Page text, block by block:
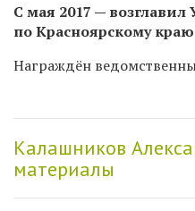
С мая 2017 — возглавил
по Красноярскому
Награждён
Калашников
материалы